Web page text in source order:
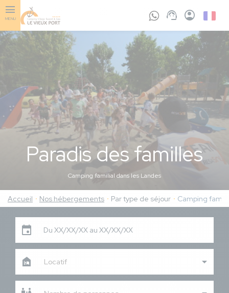
Aller
au
contenu
principal
MENU
Paradis des familles
Camping familial dans les Landes
Accueil Nos hébergements Par type de séjour Camping
Du XX/XX/XX au XX/XX/XX
Locatif